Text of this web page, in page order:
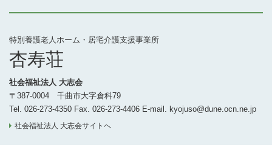
特別養護老人ホーム・居宅介護支援事業所
杏寿荘
社会福祉法人 大志会
〒387-0004 千曲市大字倉科79
Tel. 026-273-4350 Fax. 026-273-4406 E-mail. kyojuso@dune.ocn.ne.jp
社会福祉法人 大志会サイトへ